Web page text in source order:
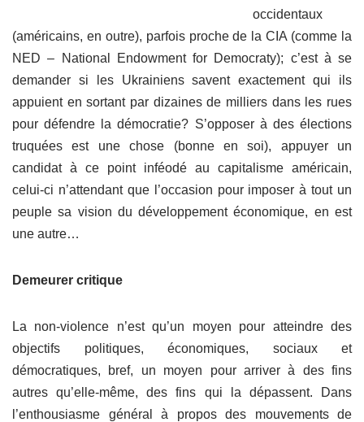
occidentaux
(américains, en outre), parfois proche de la CIA (comme la
NED – National Endowment for Democraty); c’est à se
demander si les Ukrainiens savent exactement qui ils
appuient en sortant par dizaines de milliers dans les rues
pour défendre la démocratie? S’opposer à des élections
truquées est une chose (bonne en soi), appuyer un
candidat à ce point inféodé au capitalisme américain,
celui-ci n’attendant que l’occasion pour imposer à tout un
peuple sa vision du développement économique, en est
une autre…
Demeurer critique
La non-violence n’est qu’un moyen pour atteindre des
objectifs politiques, économiques, sociaux et
démocratiques, bref, un moyen pour arriver à des fins
autres qu’elle-même, des fins qui la dépassent. Dans
l’enthousiasme général à propos des mouvements de